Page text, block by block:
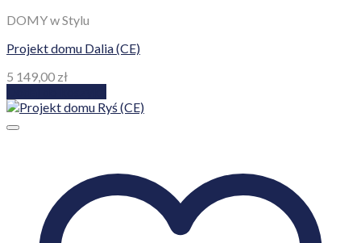
DOMY w Stylu
Projekt domu Dalia (CE)
5 149,00 zł